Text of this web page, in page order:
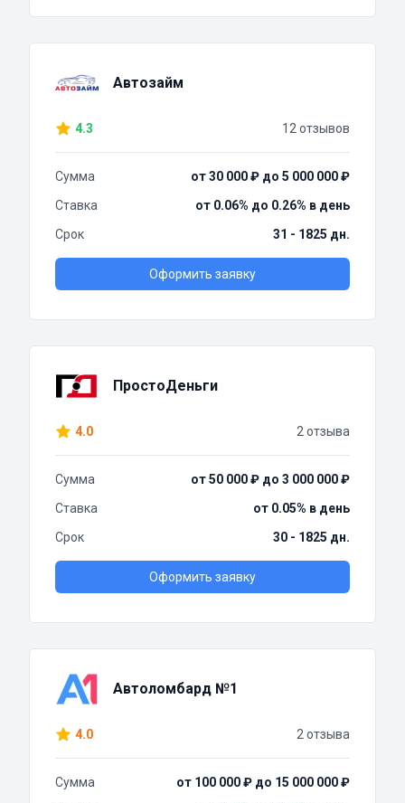
Автозайм
4.3 12 отзывов
Сумма
от 30 000 ₽ до 5 000 000 ₽
Ставка
от 0.06% до 0.26% в день
Срок
31 - 1825 дн.
Оформить заявку
ПростоДеньги
4.0 2 отзыва
Сумма
от 50 000 ₽ до 3 000 000 ₽
Ставка
от 0.05% в день
Срок
30 - 1825 дн.
Оформить заявку
Автоломбард №1
4.0 2 отзыва
Сумма
от 100 000 ₽ до 15 000 000 ₽